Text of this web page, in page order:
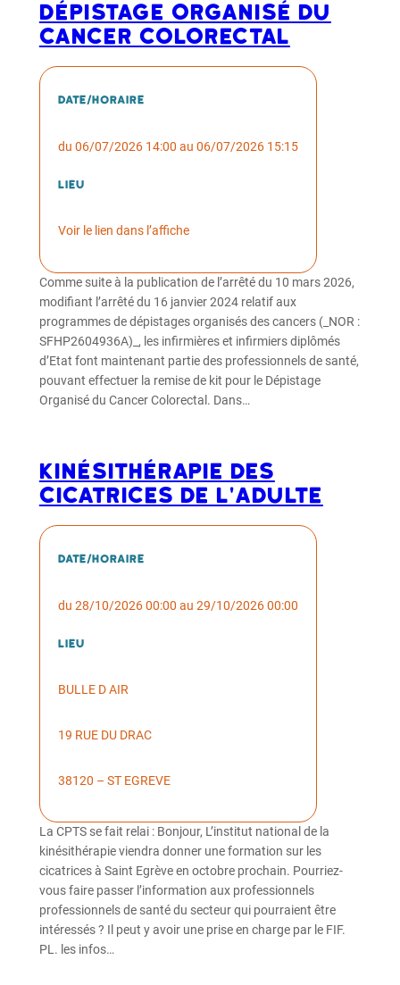
dépistage organisé du
cancer colorectal
Date/horaire
du 06/07/2026 14:00 au 06/07/2026 15:15
Lieu
Voir le lien dans l’affiche
Comme suite à la publication de l’arrêté du 10 mars 2026,
modifiant l’arrêté du 16 janvier 2024 relatif aux
programmes de dépistages organisés des cancers (_NOR :
SFHP2604936A)_, les infirmières et infirmiers diplômés
d’Etat font maintenant partie des professionnels de santé,
pouvant effectuer la remise de kit pour le Dépistage
Organisé du Cancer Colorectal. Dans…
Kinésithérapie des
cicatrices de l'adulte
Date/horaire
du 28/10/2026 00:00 au 29/10/2026 00:00
Lieu
BULLE D AIR
19 RUE DU DRAC
38120 – ST EGREVE
La CPTS se fait relai : Bonjour, L’institut national de la
kinésithérapie viendra donner une formation sur les
cicatrices à Saint Egrève en octobre prochain. Pourriez-
vous faire passer l’information aux professionnels
professionnels de santé du secteur qui pourraient être
intéressés ? Il peut y avoir une prise en charge par le FIF.
PL. les infos…